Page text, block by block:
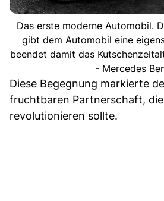
Das erste moderne Automobil.
gibt dem Automobil eine
beendet damit das
- Mercedes
Diese Begegnung markierte
fruchtbaren Partnerschaft,
revolutionieren sollte.